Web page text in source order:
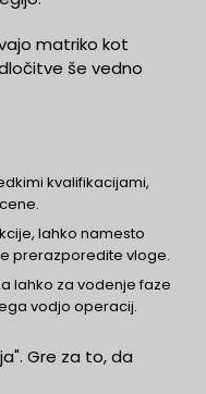
matriko kot
še vedno
kvalifikacijami,
lahko namesto
prerazporedite vloge.
lahko za vodenje faze
vodjo operacij.
Gre za to, da